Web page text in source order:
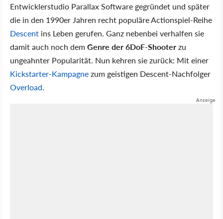
Entwicklerstudio Parallax Software gegründet und später
die in den 1990er Jahren recht populäre Actionspiel-Reihe
Descent ins Leben gerufen. Ganz nebenbei verhalfen sie
damit auch noch demGenre der 6DoF-Shooterzu
ungeahnter Popularität. Nun kehren sie zurück: Mit einer
Kickstarter-Kampagnezum geistigen Descent-Nachfolger
Overload.